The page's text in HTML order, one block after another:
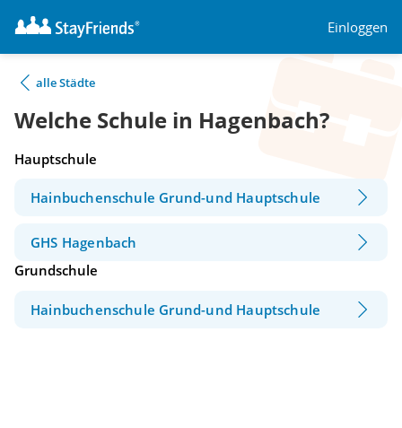
Einloggen
alle Städte
Welche Schule in Hagenbach?
Hauptschule
Hainbuchenschule Grund-und Hauptschule
GHS Hagenbach
Grundschule
Hainbuchenschule Grund-und Hauptschule